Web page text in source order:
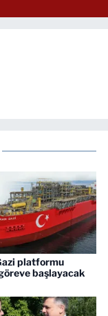
platformu
başlayacak